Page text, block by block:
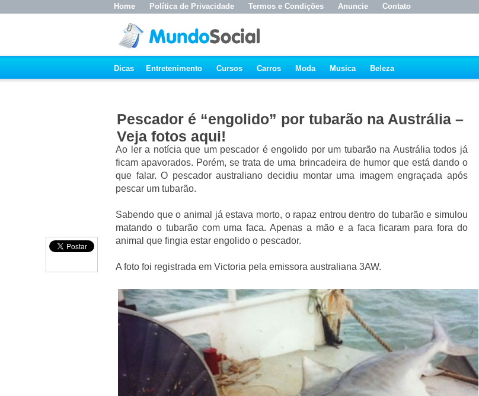
Home Política de Privacidade Termos e Condições Anuncie Contato
Dicas Entretenimento Cursos Carros Moda Musica Beleza
Pescador é “engolido” por tubarão na Austrália –
Veja fotos aqui!
Ao ler a notícia que um pescador é engolido por um tubarão na Austrália todos já
ficam apavorados. Porém, se trata de uma brincadeira de humor que está dando o
que falar. O pescador australiano decidiu montar uma imagem engraçada após
pescar um tubarão.
Sabendo que o animal já estava morto, o rapaz entrou dentro do tubarão e simulou
matando o tubarão com uma faca. Apenas a mão e a faca ficaram para fora do
animal que fingia estar engolido o pescador.
A foto foi registrada em Victoria pela emissora australiana 3AW.